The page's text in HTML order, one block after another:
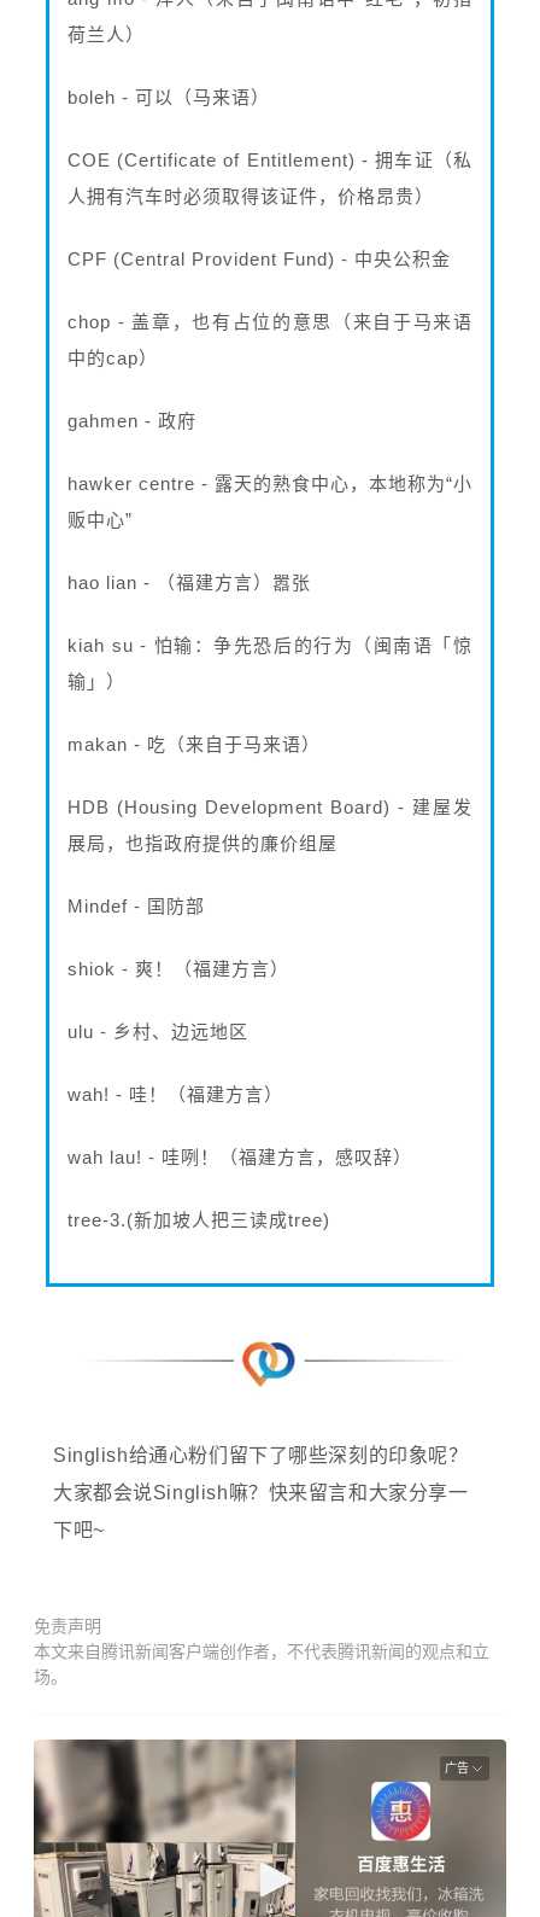
荷兰人）
boleh - 可以（马来语）
COE (Certificate of Entitlement) - 拥车证（私
人拥有汽车时必须取得该证件，价格昂贵）
CPF (Central Provident Fund) - 中央公积金
chop - 盖章，也有占位的意思（来自于马来语
中的cap）
gahmen - 政府
hawker centre - 露天的熟食中心，本地称为“小
贩中心”
hao lian - （福建方言）嚣张
kiah su - 怕输：争先恐后的行为（闽南语「惊
输」）
makan - 吃（来自于马来语）
HDB (Housing Development Board) - 建屋发
展局，也指政府提供的廉价组屋
Mindef - 国防部
shiok - 爽！（福建方言）
ulu - 乡村、边远地区
wah! - 哇！（福建方言）
wah lau! - 哇咧！（福建方言，感叹辞）
tree-3.(新加坡人把三读成tree)
Singlish给通心粉们留下了哪些深刻的印象呢？
大家都会说Singlish嘛？快来留言和大家分享一
下吧~
免责声明
本文来自腾讯新闻客户端创作者，不代表腾讯新闻的观点和立
场。
广告